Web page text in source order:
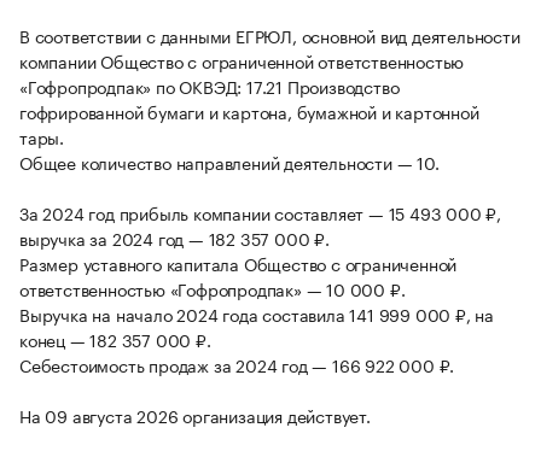
В соответствии с данными ЕГРЮЛ, основной вид деятельности
компании Общество с ограниченной ответственностью
«Гофропродпак» по ОКВЭД: 17.21 Производство
гофрированной бумаги и картона, бумажной и картонной
тары.
Общее количество направлений деятельности — 10.
За 2024 год прибыль компании составляет — 15 493 000 ₽,
выручка за 2024 год — 182 357 000 ₽.
Размер уставного капитала Общество с ограниченной
ответственностью «Гофропродпак» — 10 000 ₽.
Выручка на начало 2024 года составила 141 999 000 ₽, на
конец — 182 357 000 ₽.
Себестоимость продаж за 2024 год — 166 922 000 ₽.
На 09 августа 2026 организация действует.